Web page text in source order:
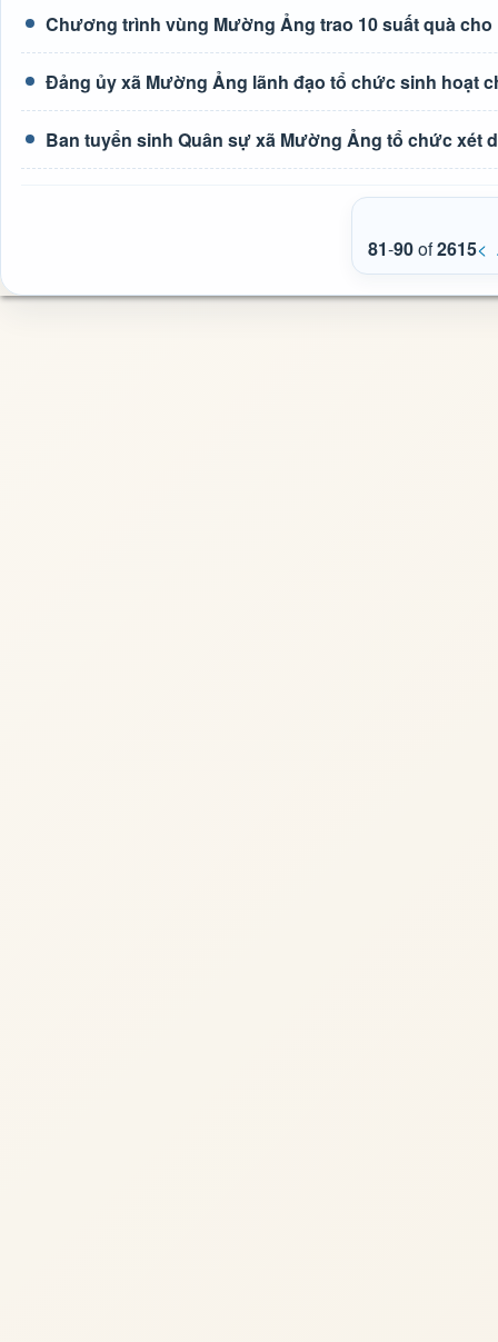
Chương trình vùng Mường Ảng trao 10 suất quà
Đảng ủy xã Mường Ảng lãnh đạo tổ chức sinh hoạt
Ban tuyển sinh Quân sự xã Mường Ảng tổ chức xét
81-90of2615<